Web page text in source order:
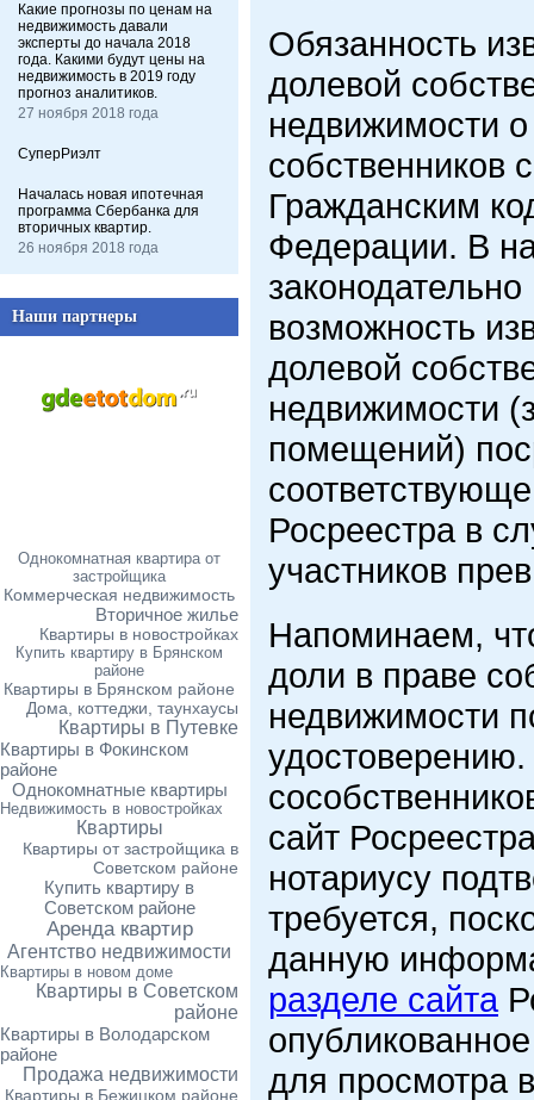
Какие прогнозы по ценам на
недвижимость давали
эксперты до начала 2018
года. Какими будут цены на
недвижимость в 2019 году
прогноз аналитиков.
27 ноября 2018 года
СуперРиэлт
Началась новая ипотечная
программа Сбербанка для
вторичных квартир.
26 ноября 2018 года
Наши партнеры
Однокомнатная квартира от
застройщика
Коммерческая недвижимость
Вторичное жилье
Квартиры в новостройках
Купить квартиру в Брянском
районе
Квартиры в Брянском районе
Дома, коттеджи, таунхаусы
Квартиры в Путевке
Квартиры в Фокинском
районе
Однокомнатные квартиры
Недвижимость в новостройках
Квартиры
Квартиры от застройщика в
Советском районе
Купить квартиру в
Советском районе
Аренда квартир
Агентство недвижимости
Квартиры в новом доме
Квартиры в Советском
районе
Квартиры в Володарском
районе
Продажа недвижимости
Квартиры в Бежицком районе
Обязанность
долевой
недвижимости
собственников
Гражданским
Федерации. В
возможность
долевой
недвижимости
помещений)
Росреестра в
участников
Напоминаем,
доли в праве
недвижимости
сайт
нотариусу
требуется,
данную
разделе сайта
для просмотра